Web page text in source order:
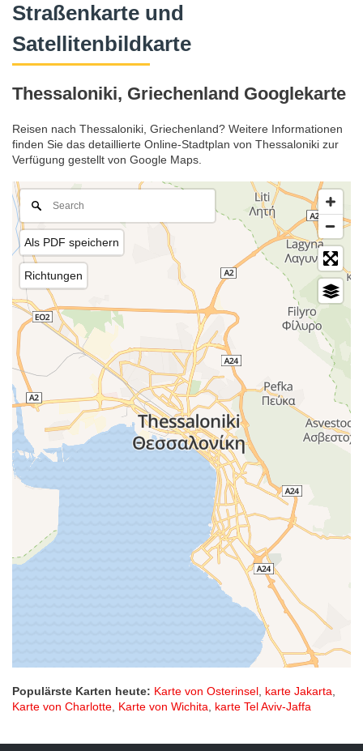
Straßenkarte und
Satellitenbildkarte
Thessaloniki, Griechenland Googlekarte
Reisen nach Thessaloniki, Griechenland? Weitere Informationen
finden Sie das detaillierte Online-Stadtplan von Thessaloniki zur
Verfügung gestellt von Google Maps.
Als PDF speichern
Richtungen
Populärste Karten heute: Karte von Osterinsel, karte Jakarta,
Karte von Charlotte, Karte von Wichita, karte Tel Aviv-Jaffa